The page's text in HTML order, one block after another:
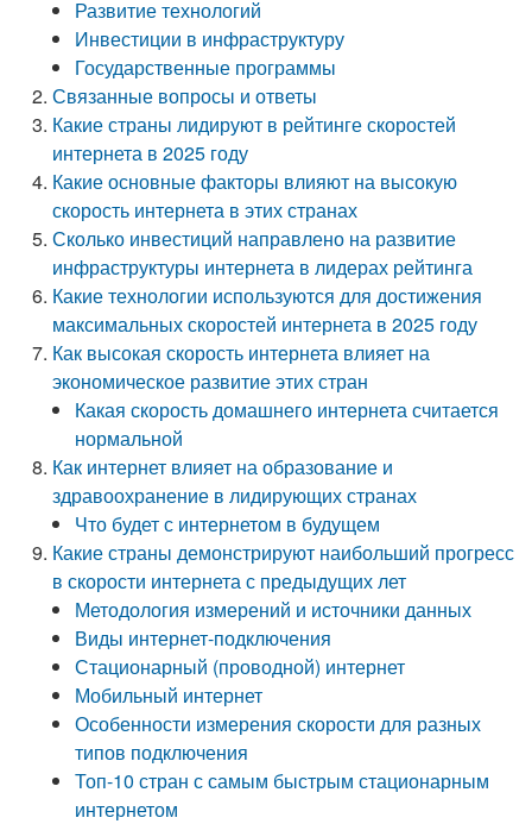
Развитие технологий
Инвестиции в инфраструктуру
Государственные программы
Связанные вопросы и ответы
Какие страны лидируют в рейтинге скоростей
интернета в 2025 году
Какие основные факторы влияют на высокую
скорость интернета в этих странах
Сколько инвестиций направлено на развитие
инфраструктуры интернета в лидерах рейтинга
Какие технологии используются для достижения
максимальных скоростей интернета в 2025 году
Как высокая скорость интернета влияет на
экономическое развитие этих стран
Какая скорость домашнего интернета считается
нормальной
Как интернет влияет на образование и
здравоохранение в лидирующих странах
Что будет с интернетом в будущем
Какие страны демонстрируют наибольший прогресс
в скорости интернета с предыдущих лет
Методология измерений и источники данных
Виды интернет-подключения
Стационарный (проводной) интернет
Мобильный интернет
Особенности измерения скорости для разных
типов подключения
Топ-10 стран с самым быстрым стационарным
интернетом